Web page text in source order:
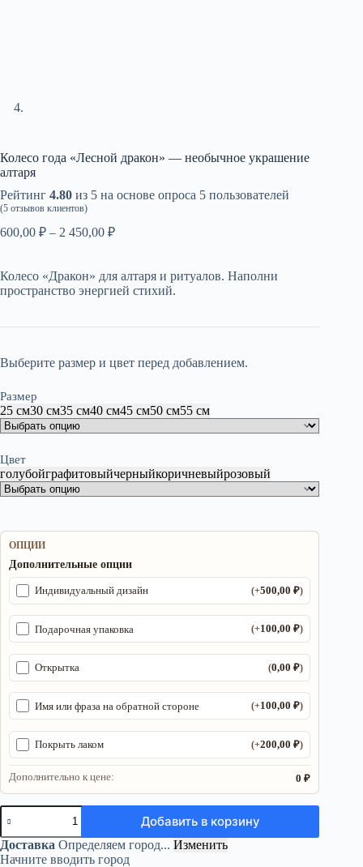
Колесо года «Лесной дракон» — необычное украшение
алтаря
Рейтинг 4.80 из 5 на основе опроса 5 пользователей
(5 отзывов клиентов)
600,00 ₽ – 2 450,00 ₽Диапазон
–
2
Колесо «Дракон» для алтаря и ритуалов. Наполни
пространство энергией стихий.
Выберите размер и цвет перед добавлением.
Размер
25 см30 см35 см40 см45 см50 см55 см
Цвет
голубойграфитовыйчерныйкоричневыйрозовый
ОПЦИИ
Дополнительные опции
Индивидуальный дизайн (+500,00₽)
Подарочная упаковка (+100,00₽)
Открытка (0,00₽)
Имя или фраза на обратной стороне (+100,00₽)
Покрыть лаком (+200,00₽)
Дополнительно к цене: 0 ₽
Количество
товара
Колесо
года
Добавить в корзину
Доставка Определяем город... Изменить
Начните вводить город